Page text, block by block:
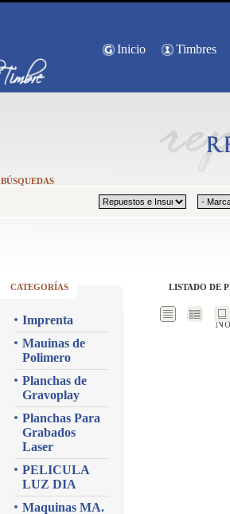
Inicio Timbres
BÚSQUEDAS
CATEGORÍAS
Imprenta
Mauinas de
Polimero
Planchas de
Gravoplay
Planchas Para
Grabados
Laser
PELICULA
LUZ DIA
Maquinas MA.
LISTADO DE